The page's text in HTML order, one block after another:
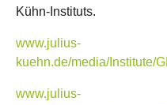
Kühn-Instituts.
www.julius-
kuehn.de/media/Institute/
www.julius-